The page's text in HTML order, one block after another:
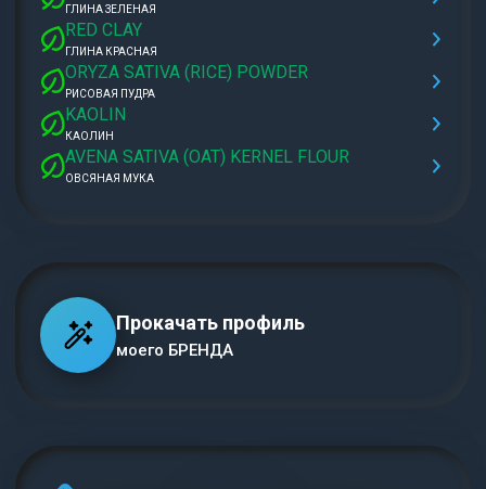
ГЛИНА ЗЕЛЕНАЯ
RED CLAY
ГЛИНА КРАСНАЯ
ORYZA SATIVA (RICE) POWDER
РИСОВАЯ ПУДРА
KAOLIN
КАОЛИН
AVENA SATIVA (OAT) KERNEL FLOUR
ОВСЯНАЯ МУКА
Прокачать профиль
моего БРЕНДА